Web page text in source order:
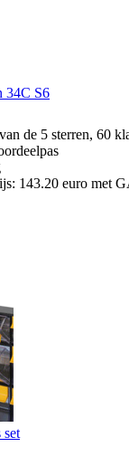
34C S6
de 5 sterren, 60
143.20 euro met
set